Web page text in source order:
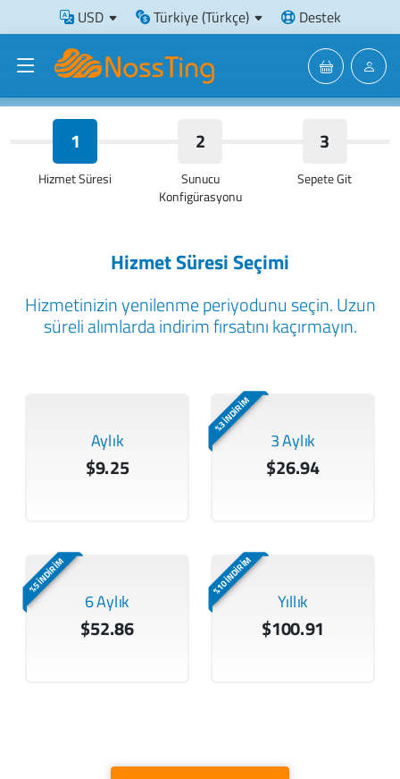
USD Türkiye (Türkçe) Destek
1
Hizmet Süresi
2
Sunucu
Konfigürasyonu
3
Sepete Git
Hizmet Süresi Seçimi
Hizmetinizin yenilenme periyodunu seçin. Uzun
süreli alımlarda indirim fırsatını kaçırmayın.
Aylık
$9.25
%3 İNDİRİM
3 Aylık
$26.94
%5 İNDİRİM
6 Aylık
$52.86
%10 İNDİRİM
Yıllık
$100.91